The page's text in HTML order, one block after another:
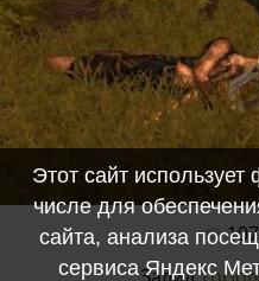
Полный
Залил
Этот сайт
числе для
сайта, анализа
сервиса Яндекс